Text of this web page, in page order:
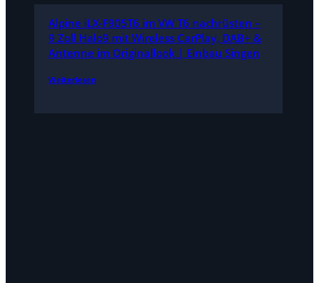
Alpine iLX-F905T6 im VW T6 nachrüsten –
9 Zoll Halo9 mit Wireless CarPlay, DAB+ &
Antenne im Originallook | Einbau Singen
Weiterlesen